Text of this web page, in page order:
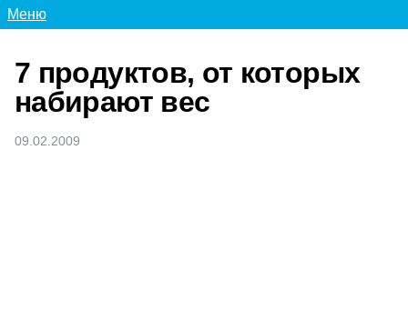
Меню
7 продуктов, от которых
набирают вес
09.02.2009